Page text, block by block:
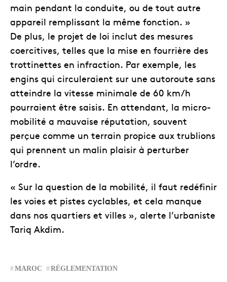
main pendant la conduite, ou de tout autre
appareil remplissant la même fonction. »
De plus, le projet de loi inclut des mesures
coercitives, telles que la mise en fourrière des
trottinettes en infraction. Par exemple, les
engins qui circuleraient sur une autoroute sans
atteindre la vitesse minimale de 60 km/h
pourraient être saisis. En attendant, la micro-
mobilité a mauvaise réputation, souvent
perçue comme un terrain propice aux trublions
qui prennent un malin plaisir à perturber
l’ordre.
« Sur la question de la mobilité, il faut redéfinir
les voies et pistes cyclables, et cela manque
dans nos quartiers et villes », alerte l’urbaniste
Tariq Akdim.
MAROC RÉGLEMENTATION